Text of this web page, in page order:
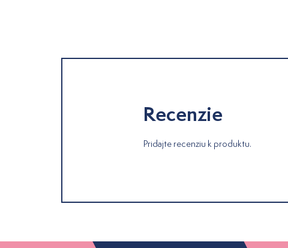
Recenzie
Pridajte recenziu k produktu.